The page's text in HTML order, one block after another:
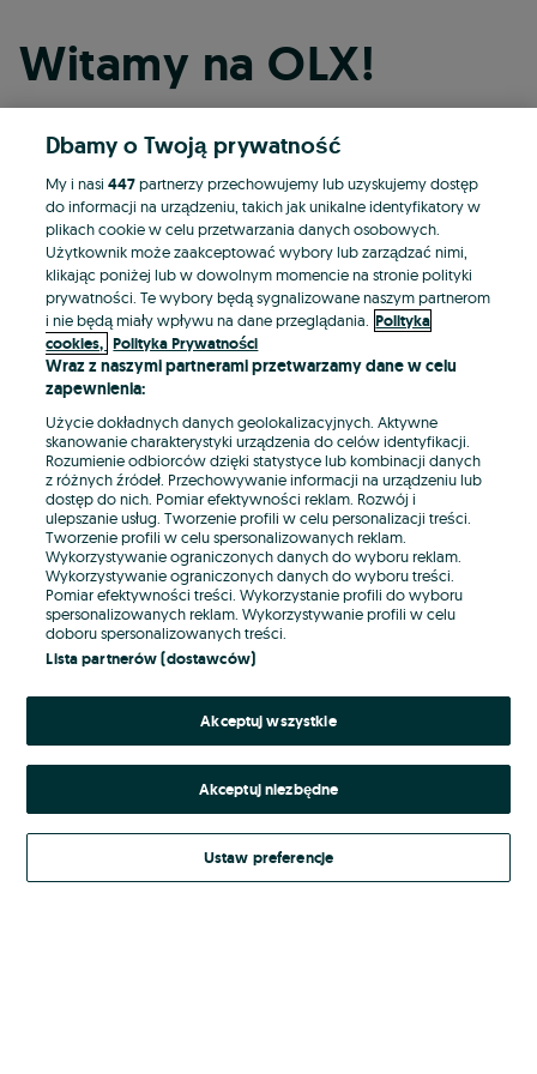
Witamy na OLX!
Kontynuuj przez Facebooka
Kontynuuj przez konto Apple
Kontynuuj przez konto Google
LUB
E-mail
Hasło
Nie pamiętasz hasła?
Zaloguj się
Kontynuując za pośrednictwem jednego z dostawców wskazanych powyżej,
Regulamin serwisuOLX.pl w jego aktualnym brzmieniu.
Dbamy o Twoją prywatność
My i nasi447partnerzy przechowujemy lub uzyskujemy dostęp
do informacji na urządzeniu, takich jak unikalne identyfikatory w
plikach cookie w celu przetwarzania danych osobowych.
Użytkownik może zaakceptować wybory lub zarządzać nimi,
klikając poniżej lub w dowolnym momencie na stronie polityki
prywatności. Te wybory będą sygnalizowane naszym partnerom
i nie będą miały wpływu na dane przeglądania. Polityka
cookies, Polityka Prywatności
Wraz z naszymi partnerami przetwarzamy dane w celu
zapewnienia:
Użycie dokładnych danych geolokalizacyjnych. Aktywne
skanowanie charakterystyki urządzenia do celów identyfikacji.
Rozumienie odbiorców dzięki statystyce lub kombinacji danych
z różnych źródeł. Przechowywanie informacji na urządzeniu lub
dostęp do nich. Pomiar efektywności reklam. Rozwój i
ulepszanie usług. Tworzenie profili w celu personalizacji treści.
Tworzenie profili w celu spersonalizowanych reklam.
Wykorzystywanie ograniczonych danych do wyboru reklam.
Wykorzystywanie ograniczonych danych do wyboru treści.
Pomiar efektywności treści. Wykorzystanie profili do wyboru
spersonalizowanych reklam. Wykorzystywanie profili w celu
doboru spersonalizowanych treści.
Lista partnerów (dostawców)
Akceptuj wszystkie
Akceptuj niezbędne
Ustaw preferencje